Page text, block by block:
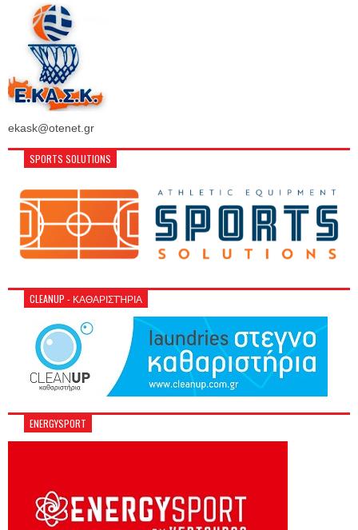
ekask@otenet.gr
SPORTS SOLUTIONS
CLEANUP - ΚΑΘΑΡΙΣΤΉΡΙΑ
ENERGYSPORT